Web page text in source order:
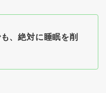
、絶対に睡眠を削